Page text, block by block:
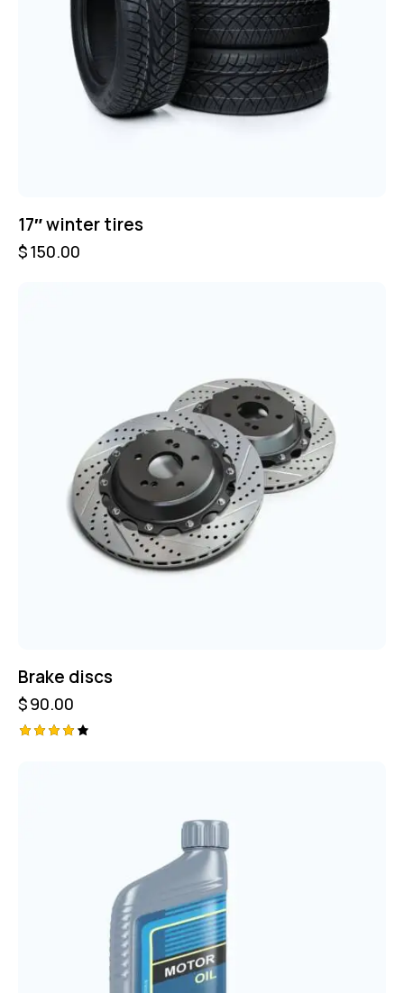
17″ winter tires
$150.00
Brake discs
$90.00